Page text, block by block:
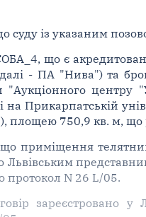
суду із указаним
що є
- ПА "Нива") та
центру
на Прикарпатській
площею 750,9 кв. м,
що приміщення
протокол N 26 L/05.
зареєстровано у